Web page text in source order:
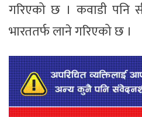
गरिएको छ । कवाडी पनि
भारततर्फ लाने गरिएको छ ।